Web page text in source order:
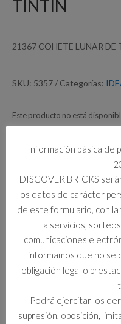
TINTIN
21367 COHETE LUNAR DE
SKU: 5357 Categorías:
Este producto no está
Información adicional
Información
Formato
Set
Productos
Información básica de
DISCOVER BRICKS
los datos de carácter
de este formulario, con
a servicios,
comunicaciones
informamos que no
obligación legal o
Podrá ejercitar los
supresión, oposición,